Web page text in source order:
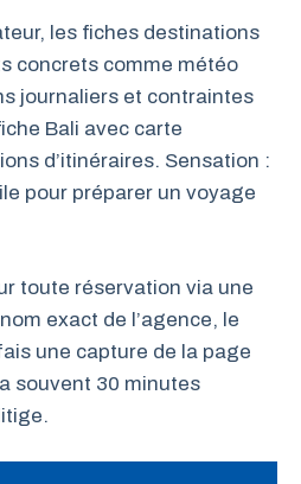
les fiches destinations
concrets comme météo
journaliers et contraintes
Bali avec carte
d’itinéraires. Sensation :
pour préparer un voyage
toute réservation via une
exact de l’agence, le
une capture de la page
souvent 30 minutes